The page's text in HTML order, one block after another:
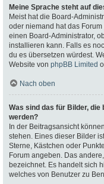
Meine Sprache steht auf
Meist hat die Board-
oder niemand hat das
einen Board-Administrator,
installieren kann. Falls es
du es übersetzen würdest.
Website von phpBB Limited
Nach oben
Was sind das für Bilder,
werden?
In der Beitragsansicht
stehen. Eines dieser Bilder
Sterne, Kästchen oder
Forum angeben. Das
bezeichnet. Es handelt sich
welches von Benutzer zu